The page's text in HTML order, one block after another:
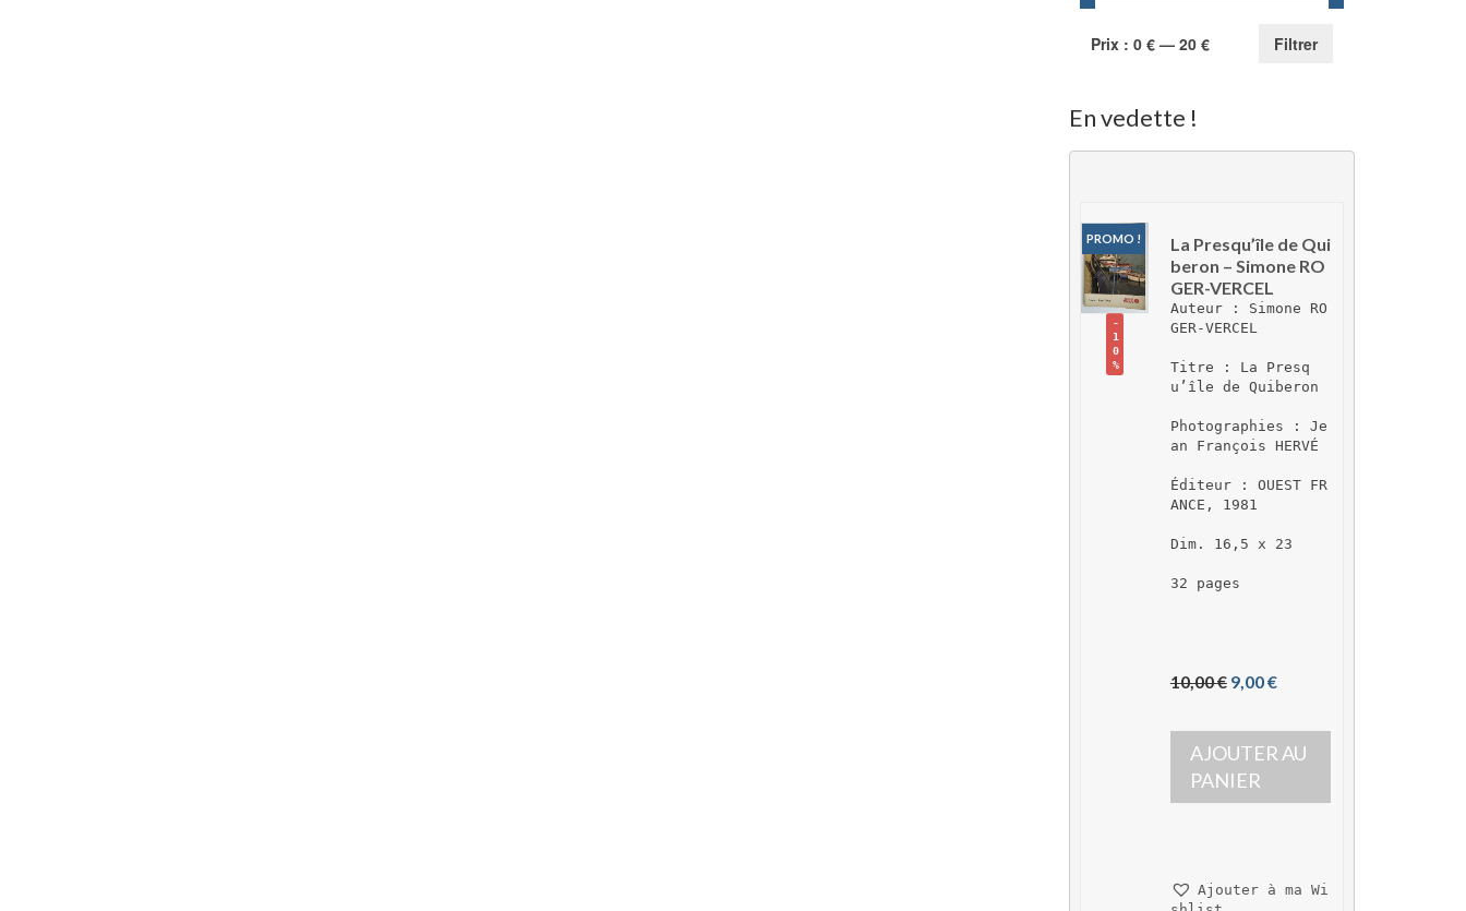
Prix
Prix
Filtrer
Prix : 0 €— 20 €
En vedette !
PROMO !
-
1
0
%
La Presqu’île de Qui
beron – Simone RO
GER-VERCEL
Auteur : Simone RO
GER-VERCEL
Titre : La Presq
u’île de Quiberon
Photographies : Je
an François HERVÉ
Éditeur : OUEST FR
ANCE, 1981
Dim. 16,5 x 23
32 pages
10,00 € L
p
r
i
x
t
9,00 €L
p
r
x
u
AJOUTER AU
PANIER
Ajouter à ma Wi